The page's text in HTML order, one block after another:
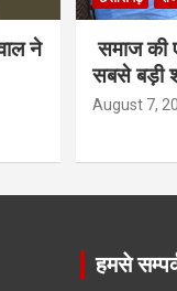
ने
समाज की
सबसे बड़ी
August 7,
हमसे